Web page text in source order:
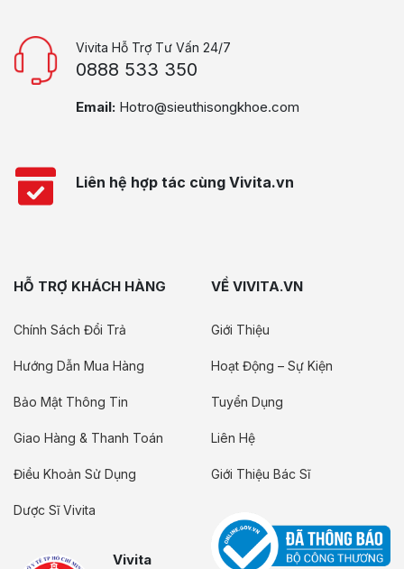
Vivita Hỗ Trợ Tư Vấn 24/7
0888 533 350
Email: Hotro@sieuthisongkhoe.com
Liên hệ hợp tác cùng Vivita.vn
HỖ TRỢ KHÁCH HÀNG
Chính Sách Đổi Trả
Hướng Dẫn Mua Hàng
Bảo Mật Thông Tin
Giao Hàng & Thanh Toán
Điều Khoản Sử Dụng
Dược Sĩ Vivita
Vivita
VỀ VIVITA.VN
Giới Thiệu
Hoạt Động – Sự Kiện
Tuyển Dụng
Liên Hệ
Giới Thiệu Bác Sĩ